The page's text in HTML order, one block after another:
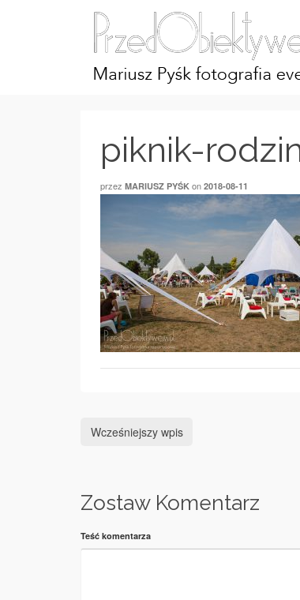
piknik-
przez MARIUSZ PYŚK on 2018-08-11
Wcześniejszy wpis
Zostaw Komentarz
Teść komentarza